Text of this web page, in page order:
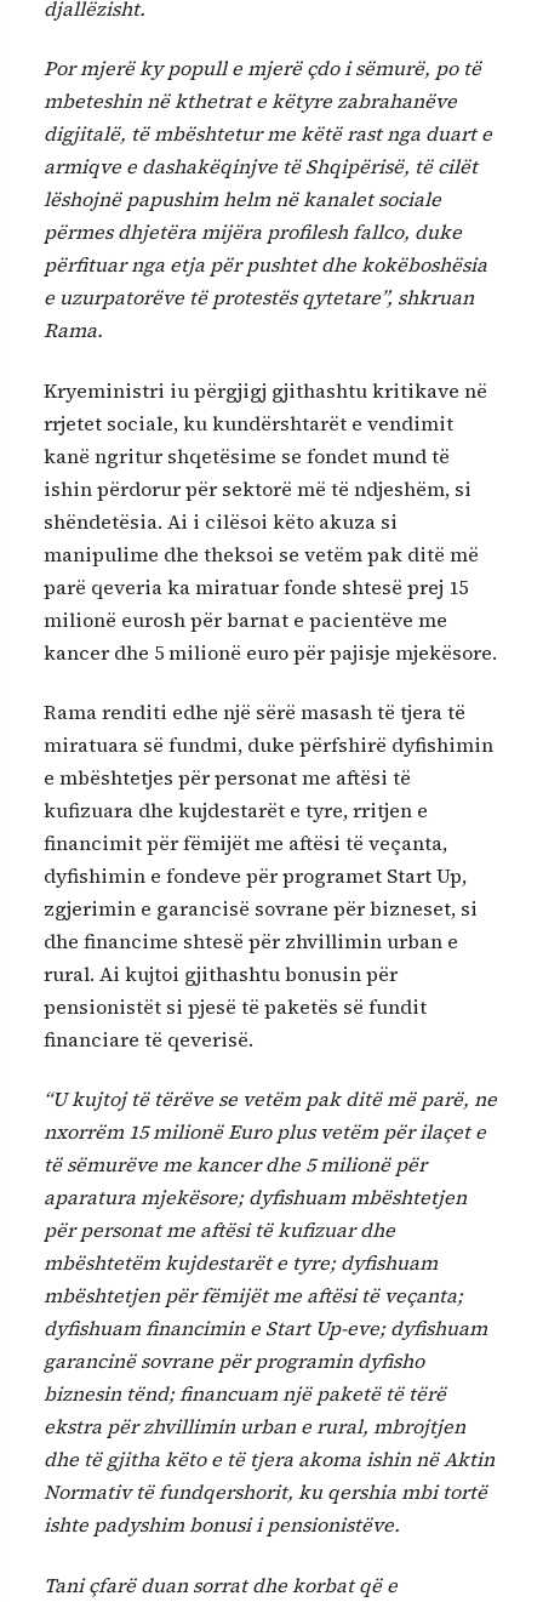
djallëzisht.
Por mjerë ky popull e mjerë çdo i sëmurë, po të
mbeteshin në kthetrat e këtyre zabrahanëve
digjitalë, të mbështetur me këtë rast nga duart e
armiqve e dashakëqinjve të Shqipërisë, të cilët
lëshojnë papushim helm në kanalet sociale
përmes dhjetëra mijëra profilesh fallco, duke
përfituar nga etja për pushtet dhe kokëboshësia
e uzurpatorëve të protestës qytetare”, shkruan
Rama.
Kryeministri iu përgjigj gjithashtu kritikave në
rrjetet sociale, ku kundërshtarët e vendimit
kanë ngritur shqetësime se fondet mund të
ishin përdorur për sektorë më të ndjeshëm, si
shëndetësia. Ai i cilësoi këto akuza si
manipulime dhe theksoi se vetëm pak ditë më
parë qeveria ka miratuar fonde shtesë prej 15
milionë eurosh për barnat e pacientëve me
kancer dhe 5 milionë euro për pajisje mjekësore.
Rama renditi edhe një sërë masash të tjera të
miratuara së fundmi, duke përfshirë dyfishimin
e mbështetjes për personat me aftësi të
kufizuara dhe kujdestarët e tyre, rritjen e
financimit për fëmijët me aftësi të veçanta,
dyfishimin e fondeve për programet Start Up,
zgjerimin e garancisë sovrane për bizneset, si
dhe financime shtesë për zhvillimin urban e
rural. Ai kujtoi gjithashtu bonusin për
pensionistët si pjesë të paketës së fundit
financiare të qeverisë.
“U kujtoj të tërëve se vetëm pak ditë më parë, ne
nxorrëm 15 milionë Euro plus vetëm për ilaçet e
të sëmurëve me kancer dhe 5 milionë për
aparatura mjekësore; dyfishuam mbështetjen
për personat me aftësi të kufizuar dhe
mbështetëm kujdestarët e tyre; dyfishuam
mbështetjen për fëmijët me aftësi të veçanta;
dyfishuam financimin e Start Up-eve; dyfishuam
garancinë sovrane për programin dyfisho
biznesin tënd; financuam një paketë të tërë
ekstra për zhvillimin urban e rural, mbrojtjen
dhe të gjitha këto e të tjera akoma ishin në Aktin
Normativ të fundqershorit, ku qershia mbi tortë
ishte padyshim bonusi i pensionistëve.
Tani çfarë duan sorrat dhe korbat që e